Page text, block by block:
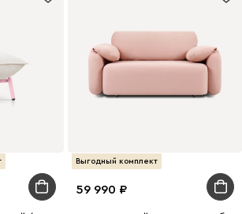
Выгодный комплект
59 990